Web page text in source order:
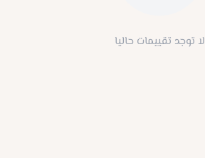
لا توجد تقييمات حاليا